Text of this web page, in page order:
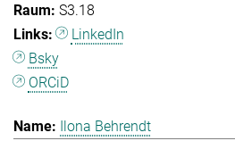
S3.18
LinkedIn
Bsky
ORCiD
Ilona Behrendt